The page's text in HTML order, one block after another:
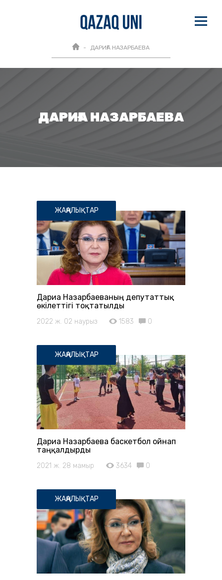
ДАРИҒА НАЗАРБАЕВА
ДАРИҒА НАЗАРБАЕВА
ЖАҢАЛЫҚТАР
Дариға Назарбаеваның депутаттық
өкілеттігі тоқтатылды
2022 ж. 02 наурыз 1583 0
ЖАҢАЛЫҚТАР
Дариға Назарбаева баскетбол ойнап
таңқалдырды
2021 ж. 28 мамыр 3634 0
ЖАҢАЛЫҚТАР